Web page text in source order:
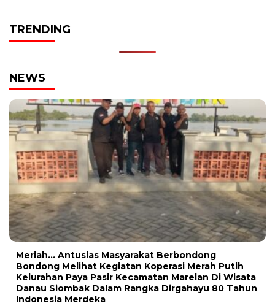
TRENDING
NEWS
Meriah… Antusias Masyarakat Berbondong
Bondong Melihat Kegiatan Koperasi Merah Putih
Kelurahan Paya Pasir Kecamatan Marelan Di Wisata
Danau Siombak Dalam Rangka Dirgahayu 80 Tahun
Indonesia Merdeka